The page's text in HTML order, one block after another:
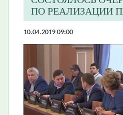
ПО РЕАЛИЗАЦИИ
10.04.2019 09:00